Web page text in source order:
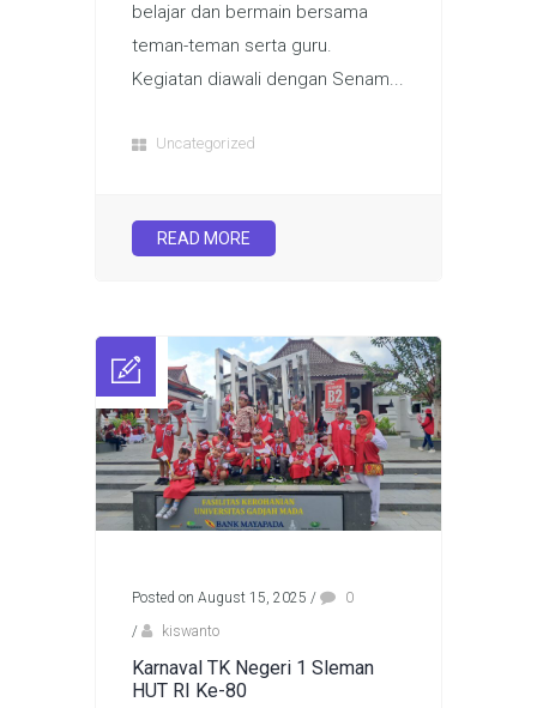
belajar dan bermain bersama
teman-teman serta guru.
Kegiatan diawali dengan Senam...
Uncategorized
READ MORE
Posted on August 15, 2025 /
0
/
kiswanto
Karnaval TK Negeri 1 Sleman
HUT RI Ke-80